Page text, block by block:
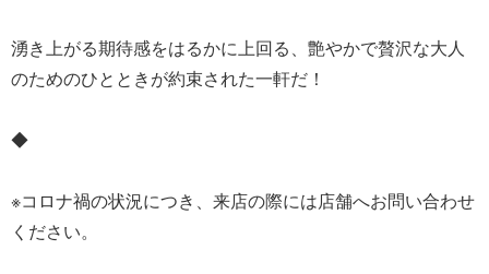
湧き上がる期待感をはるかに上回る、艶やかで贅沢な大人
のためのひとときが約束された一軒だ！
◆
※コロナ禍の状況につき、来店の際には店舗へお問い合わせ
ください。